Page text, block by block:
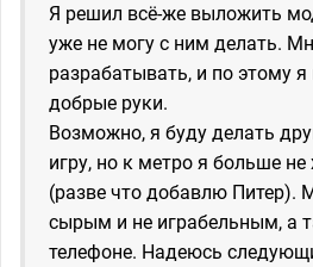
Я решил всё-же выложить
уже не могу с ним делать.
разрабатывать, и по этому
добрые руки.
Возможно, я буду делать
игру, но к метро я больше не
(разве что добавлю Питер).
сырым и не играбельным, а
телефоне. Надеюсь